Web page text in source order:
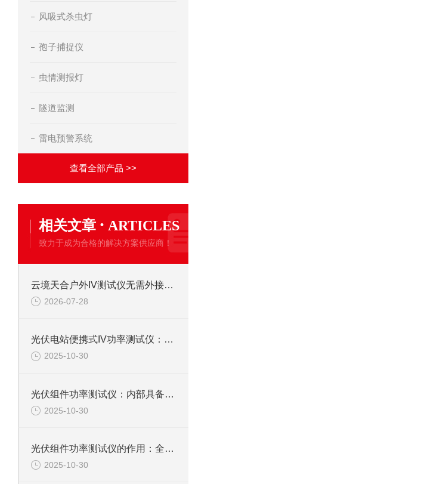
风吸式杀虫灯
孢子捕捉仪
虫情测报灯
隧道监测
雷电预警系统
查看全部产品 >>
相关文章 · ARTICLES
致力于成为合格的解决方案供应商！
云境天合户外IV测试仪无需外接电源！野外连续测试，适合偏远场区批量检测
2026-07-28
光伏电站便携式IV功率测试仪：现场获取IV曲线信息，用于光伏电站故障排查
2025-10-30
光伏组件功率测试仪：内部具备高压隔离电源设计，为用户提供可靠的安全保障
2025-10-30
光伏组件功率测试仪的作用：全面检测光伏组件功率指标，助力把控产品质量
2025-10-30